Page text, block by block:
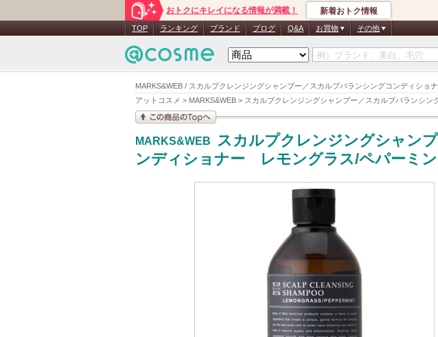
MARKS&WEB / スカルプクレンジングシャンプー／スカルプバランシングコンディシ
アットコスメ > MARKS&WEB > スカルプクレンジングシャンプー／スカルプバランシ
おトクにキレイになる情報が満載！ 新着おトク情報
TOP ランキング ブランド ブログ Q&A お買物 その他
MARKS&WEB
スカルプクレンジングシャン
ンディショナー レモングラス/ペパーミン